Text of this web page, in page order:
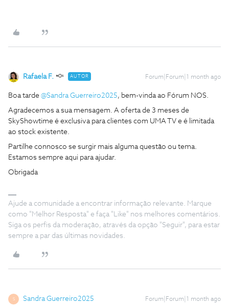
Rafaela F. AUTOR Forum|Forum|1 month ago
Boa tarde ​ @Sandra Guerreiro2025, bem-vinda ao Fórum NOS.
Agradecemos a sua mensagem. A oferta de 3 meses de
SkyShowtime é exclusiva para clientes com UMA TV e é limitada
ao stock existente.
Partilhe connosco se surgir mais alguma questão ou tema.
Estamos sempre aqui para ajudar.
Obrigada
Ajude a comunidade a encontrar informação relevante. Marque
como "Melhor Resposta" e faça "Like" nos melhores comentários.
Siga os perfis da moderação, através da opção "Seguir", para estar
sempre a par das últimas novidades.
S Sandra Guerreiro2025 Forum|Forum|1 month ago